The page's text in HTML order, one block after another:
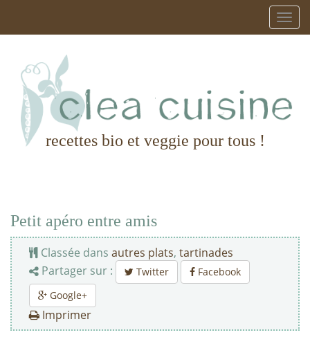
recettes bio et veggie pour tous !
Petit apéro entre amis
Classée dans autres plats, tartinades
Partager sur :
Twitter
Facebook
Google+
Imprimer